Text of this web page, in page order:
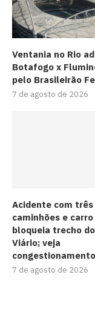
Ventania no Rio
Botafogo x
pelo Brasileirão
7 de agosto de 2026
Acidente com três
caminhões e carro
bloqueia trecho
Viário; veja
congestionamento
7 de agosto de 2026